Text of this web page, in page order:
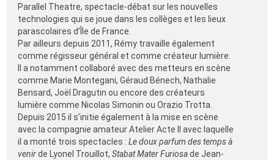
Parallel Theatre, spectacle-débat sur les nouvelles
technologies qui se joue dans les collèges et les lieux
parascolaires d’Île de France.
Par ailleurs depuis 2011, Rémy travaille également
comme régisseur général et comme créateur lumière.
Il a notamment collaboré avec des metteurs en scène
comme Marie Montegani, Géraud Bénech, Nathalie
Bensard, Joël Dragutin ou encore des créateurs
lumière comme Nicolas Simonin ou Orazio Trotta.
Depuis 2015 il s’initie également à la mise en scène
avec la compagnie amateur Atelier Acte II avec laquelle
il a monté trois spectacles :Le doux parfum des temps à
venirde Lyonel Trouillot,Stabat Mater Furiosade Jean-